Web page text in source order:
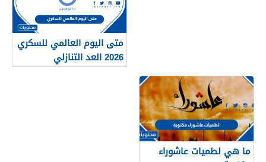
متى اليوم العالمي للسكري
2026 العد التنازلي
ما هي لطميات عاشوراء